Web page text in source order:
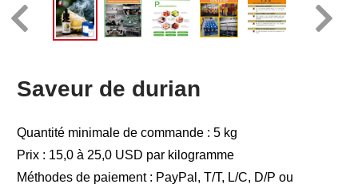
Saveur de durian
Quantité minimale de commande : 5 kg
Prix : 15,0 à 25,0 USD par kilogramme
Méthodes de paiement : PayPal, T/T, L/C, D/P ou